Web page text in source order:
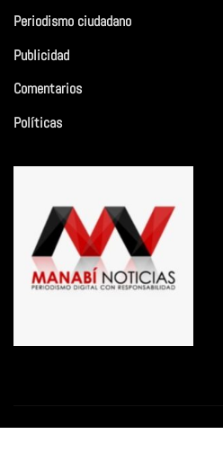
Periodismo ciudadano
Publicidad
Comentarios
Políticas